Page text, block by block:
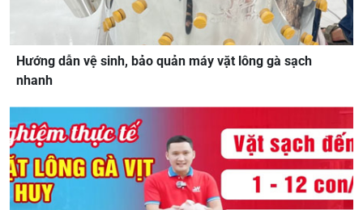
Hướng dẫn vệ sinh, bảo quản máy vặt lông gà sạch
nhanh